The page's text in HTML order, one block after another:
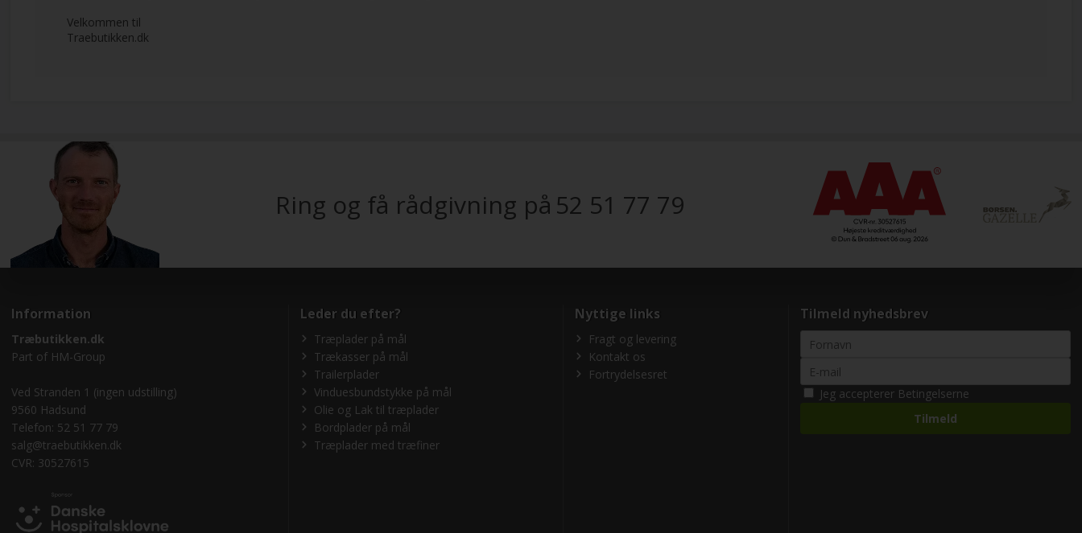
Velkommen til
Traebutikken.dk
Ring og få rådgivning på 52 51 77 79
Information
Træbutikken.dk
Part of HM-Group
Ved Stranden 1 (ingen udstilling)
9560 Hadsund
Telefon: 52 51 77 79
salg@traebutikken.dk
CVR: 30527615
Leder du efter?
Træplader på mål
Trækasser på mål
Trailerplader
Vinduesbundstykke på mål
Olie og Lak til træplader
Bordplader på mål
Træplader med træfiner
Nyttige links
Fragt og levering
Kontakt os
Fortrydelsesret
Tilmeld nyhedsbrev
Jeg accepterer Betingelserne